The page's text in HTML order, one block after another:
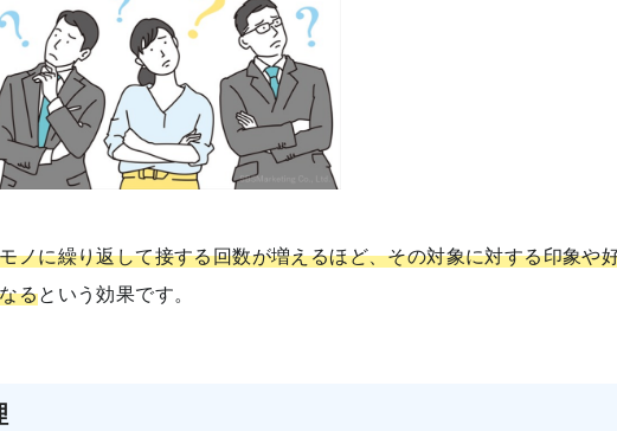
ノに繰り返して接する回数が増えるほど、その対象に対する印象や
るという効果です。